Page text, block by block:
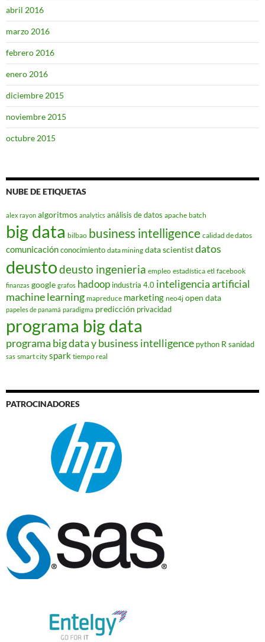
abril 2016
marzo 2016
febrero 2016
enero 2016
diciembre 2015
noviembre 2015
octubre 2015
NUBE DE ETIQUETAS
alex rayon algoritmos analytics análisis de datos apache batch
big data bilbao business intelligence calidad de datos
comunicaciónconocimiento data mining data scientistdatos
deustodeusto ingenieria empleo estadística etl facebook
finanzas google grafos hadoop industria 4.0 inteligencia artificial
machine learning mapreduce marketing neo4j open data
papeles de panamá paradigma predicción privacidad
programa big data
programa big data y business intelligence python R sanidad
sas smart city spark tiempo real
PATROCINADORES